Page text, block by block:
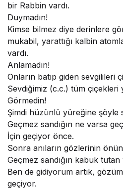
bir Rabbin vardı.
Duymadın!
Kimse bilmez diye derinlere
mukabil, yarattığı kalbin
vardı.
Anlamadın!
Onların batıp giden sevgilileri
Sevdiğimiz (c.c.) tüm çiçekleri
Görmedin!
Şimdi hüzünlü yüreğine şöyle
Geçmez sandığın ne varsa
İçin geçiyor önce.
Sonra anıların gözlerinin
Geçmez sandığın kabuk
Ben de gidiyorum artık,
geçiyor.